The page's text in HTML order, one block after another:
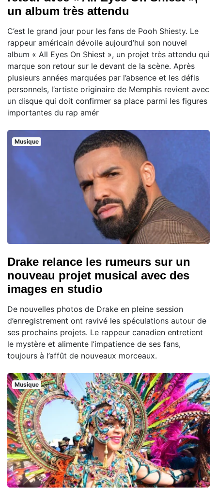
un album très attendu
C’est le grand jour pour les fans de Pooh Shiesty. Le
rappeur américain dévoile aujourd’hui son nouvel
album « All Eyes On Shiest », un projet très attendu qui
marque son retour sur le devant de la scène. Après
plusieurs années marquées par l’absence et les défis
personnels, l’artiste originaire de Memphis revient avec
un disque qui doit confirmer sa place parmi les figures
importantes du rap amér
Musique
Drake relance les rumeurs sur un
nouveau projet musical avec des
images en studio
De nouvelles photos de Drake en pleine session
d’enregistrement ont ravivé les spéculations autour de
ses prochains projets. Le rappeur canadien entretient
le mystère et alimente l’impatience de ses fans,
toujours à l’affût de nouveaux morceaux.
Musique